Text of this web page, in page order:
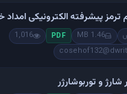
ترمز پیشرفته الکترونیکی امداد
1.46 MB
PDF
1,016
و توربوشارژر